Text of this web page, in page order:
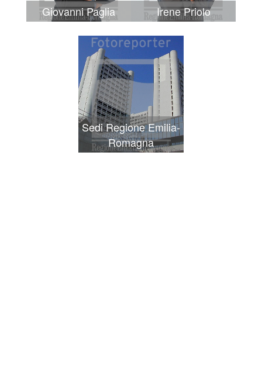
Giovanni Paglia Irene Priolo
Sedi Regione Emilia-
Romagna